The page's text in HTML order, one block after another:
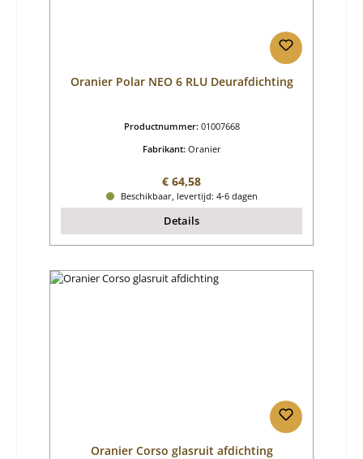
Oranier Polar NEO 6 RLU Deurafdichting
Productnummer: 01007668
Fabrikant: Oranier
Normale prijs:
€ 64,58
Beschikbaar, levertijd: 4-6 dagen
Details
Oranier Corso glasruit afdichting